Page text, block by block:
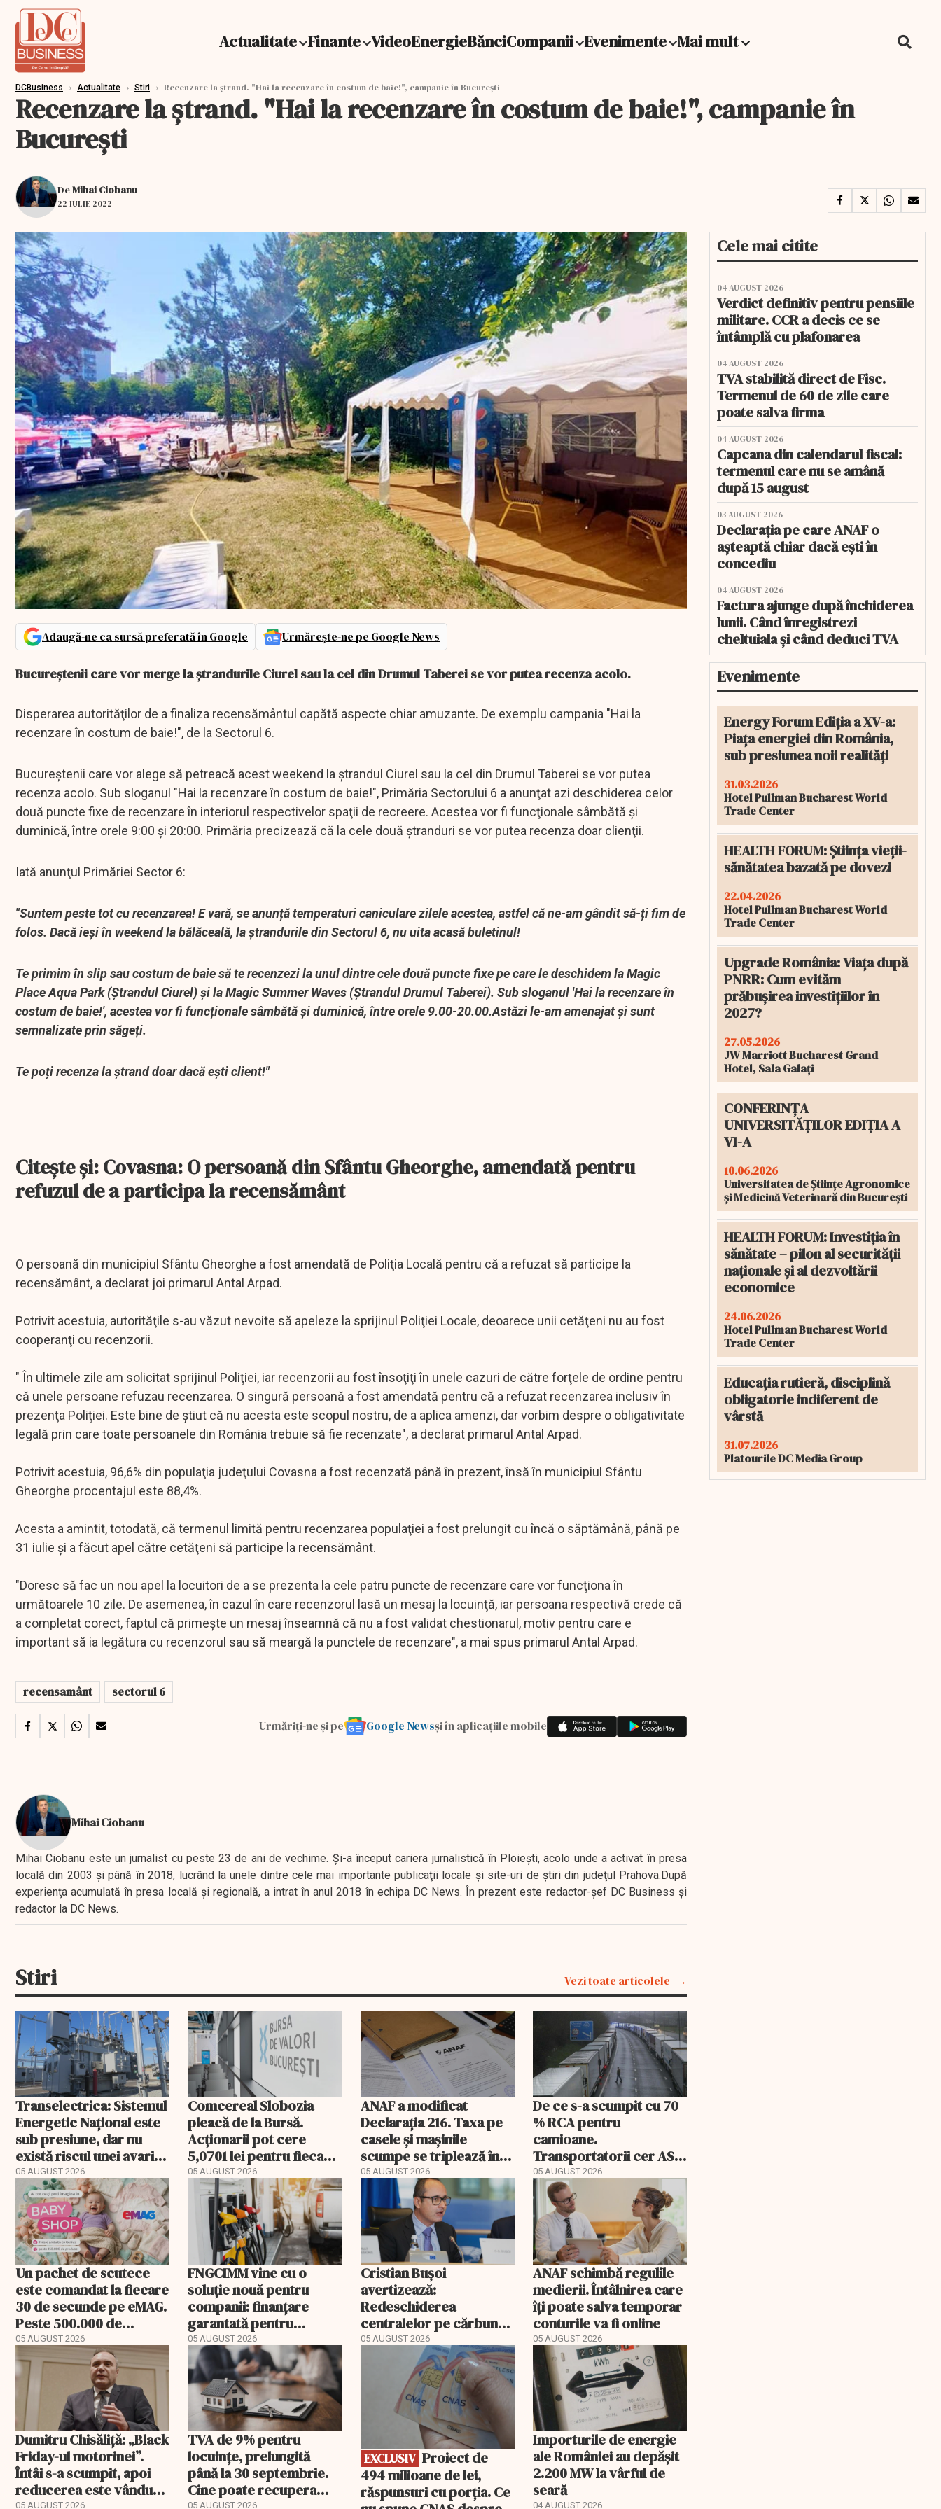
Actualitate Finante VideoEnergieBănciCompanii Evenimente Mai mult
DCBusiness › Actualitate › Stiri › Recenzare la ştrand. "Hai la recenzare în costum de baie!", campanie în Bucureşti
Recenzare la ştrand. "Hai la recenzare în costum de baie!", campanie în
Bucureşti
DeMihai Ciobanu
22 IULIE 2022
Adaugă-ne ca sursă preferată în Google Urmărește-ne pe Google News
Bucureştenii care vor merge la ştrandurile Ciurel sau la cel din Drumul Taberei se vor putea recenza acolo.
Disperarea autorităţilor de a finaliza recensământul capătă aspecte chiar amuzante. De exemplu campania "Hai la
recenzare în costum de baie!", de la Sectorul 6.
Bucureştenii care vor alege să petreacă acest weekend la ştrandul Ciurel sau la cel din Drumul Taberei se vor putea
recenza acolo. Sub sloganul "Hai la recenzare în costum de baie!", Primăria Sectorului 6 a anunţat azi deschiderea celor
două puncte fixe de recenzare în interiorul respectivelor spaţii de recreere. Acestea vor fi funcţionale sâmbătă şi
duminică, între orele 9:00 şi 20:00. Primăria precizează că la cele două ştranduri se vor putea recenza doar clienţii.
Iată anunţul Primăriei Sector 6:
"Suntem peste tot cu recenzarea! E vară, se anunță temperaturi caniculare zilele acestea, astfel că ne-am gândit să-ți fim de
folos. Dacă ieși în weekend la bălăceală, la ștrandurile din Sectorul 6, nu uita acasă buletinul!
Te primim în slip sau costum de baie să te recenzezi la unul dintre cele două puncte fixe pe care le deschidem la Magic
Place Aqua Park (Ștrandul Ciurel) și la Magic Summer Waves (Ștrandul Drumul Taberei). Sub sloganul 'Hai la recenzare în
costum de baie!', acestea vor fi funcționale sâmbătă și duminică, între orele 9.00-20.00.Astăzi le-am amenajat și sunt
semnalizate prin săgeți.
Te poți recenza la ștrand doar dacă ești client!"
Citeşte şi: Covasna: O persoană din Sfântu Gheorghe, amendată pentru
refuzul de a participa la recensământ
O persoană din municipiul Sfântu Gheorghe a fost amendată de Poliţia Locală pentru că a refuzat să participe la
recensământ, a declarat joi primarul Antal Arpad.
Potrivit acestuia, autorităţile s-au văzut nevoite să apeleze la sprijinul Poliţiei Locale, deoarece unii cetăţeni nu au fost
cooperanţi cu recenzorii.
" În ultimele zile am solicitat sprijinul Poliţiei, iar recenzorii au fost însoţiţi în unele cazuri de către forţele de ordine pentru
că unele persoane refuzau recenzarea. O singură persoană a fost amendată pentru că a refuzat recenzarea inclusiv în
prezenţa Poliţiei. Este bine de ştiut că nu acesta este scopul nostru, de a aplica amenzi, dar vorbim despre o obligativitate
legală prin care toate persoanele din România trebuie să fie recenzate", a declarat primarul Antal Arpad.
Potrivit acestuia, 96,6% din populaţia judeţului Covasna a fost recenzată până în prezent, însă în municipiul Sfântu
Gheorghe procentajul este 88,4%.
Acesta a amintit, totodată, că termenul limită pentru recenzarea populaţiei a fost prelungit cu încă o săptămână, până pe
31 iulie şi a făcut apel către cetăţeni să participe la recensământ.
"Doresc să fac un nou apel la locuitori de a se prezenta la cele patru puncte de recenzare care vor funcţiona în
următoarele 10 zile. De asemenea, în cazul în care recenzorul lasă un mesaj la locuinţă, iar persoana respectivă crede că
a completat corect, faptul că primeşte un mesaj înseamnă că nu a fost validat chestionarul, motiv pentru care e
important să ia legătura cu recenzorul sau să meargă la punctele de recenzare", a mai spus primarul Antal Arpad.
recensamânt sectorul 6
Urmăriți-ne și pe Google Newsși în aplicațiile mobile
Mihai Ciobanu
Mihai Ciobanu este un jurnalist cu peste 23 de ani de vechime. Şi-a început cariera jurnalistică în Ploieşti, acolo unde a activat în presa
locală din 2003 şi până în 2018, lucrând la unele dintre cele mai importante publicaţii locale şi site-uri de ştiri din judeţul Prahova.După
experienţa acumulată în presa locală şi regională, a intrat în anul 2018 în echipa DC News. În prezent este redactor-şef DC Business şi
redactor la DC News.
Stiri Vezi toate articolele
Transelectrica: Sistemul
Energetic Național este
sub presiune, dar nu
există riscul unei avarii
majore
05 AUGUST 2026
Comcereal Slobozia
pleacă de la Bursă.
Acționarii pot cere
5,0701 lei pentru fiecare
acțiune
05 AUGUST 2026
ANAF a modificat
Declarația 216. Taxa pe
casele și mașinile
scumpe se triplează în
2026
05 AUGUST 2026
De ce s-a scumpit cu 70
% RCA pentru
camioane.
Transportatorii cer ASF
să publice tarifele
05 AUGUST 2026
Un pachet de scutece
este comandat la fiecare
30 de secunde pe eMAG.
Peste 500.000 de
comenzi pentru
bebeluși au fost cu
livrare a doua
05 AUGUST 2026
FNGCIMM vine cu o
soluție nouă pentru
companii: finanțare
garantată pentru
carburant și transport
05 AUGUST 2026
Cristian Bușoi
avertizează:
Redeschiderea
centralelor pe cărbune
poate costa România
peste un miliard de euro
05 AUGUST 2026
ANAF schimbă regulile
medierii. Întâlnirea care
îți poate salva temporar
conturile va fi online
05 AUGUST 2026
Dumitru Chisăliță: „Black
Friday-ul motorinei”.
Întâi s-a scumpit, apoi
reducerea este vândută
05 AUGUST 2026
TVA de 9% pentru
locuințe, prelungită
până la 30 septembrie.
Cine poate recupera
05 AUGUST 2026
EXCLUSIV
EXCLUSIV
494 milioane de lei,
răspunsuri cu porția. Ce
Importurile de energie
ale României au depășit
2.200 MW la vârful de
seară
04 AUGUST 2026
Cele mai citite
04 AUGUST 2026
Verdict definitiv pentru pensiile
militare. CCR a decis ce se
întâmplă cu plafonarea
04 AUGUST 2026
TVA stabilită direct de Fisc.
Termenul de 60 de zile care
poate salva firma
04 AUGUST 2026
Capcana din calendarul fiscal:
termenul care nu se amână
după 15 august
03 AUGUST 2026
Declarația pe care ANAF o
așteaptă chiar dacă ești în
concediu
04 AUGUST 2026
Factura ajunge după închiderea
lunii. Când înregistrezi
cheltuiala și când deduci TVA
Evenimente
Energy Forum Ediția a XV-a:
Piața energiei din România,
sub presiunea noii realități
31.03.2026
Hotel Pullman Bucharest World
Trade Center
HEALTH FORUM: Știința vieții-
sănătatea bazată pe dovezi
22.04.2026
Hotel Pullman Bucharest World
Trade Center
Upgrade România: Viața după
PNRR: Cum evităm
prăbușirea investițiilor în
2027?
27.05.2026
JW Marriott Bucharest Grand
Hotel, Sala Galați
CONFERINȚA
UNIVERSITĂȚILOR EDIȚIA A
VI-A
10.06.2026
Universitatea de Științe Agronomice
și Medicină Veterinară din București
HEALTH FORUM: Investiția în
sănătate – pilon al securității
naționale și al dezvoltării
economice
24.06.2026
Hotel Pullman Bucharest World
Trade Center
Educația rutieră, disciplină
obligatorie indiferent de
vârstă
31.07.2026
Platourile DC Media Group